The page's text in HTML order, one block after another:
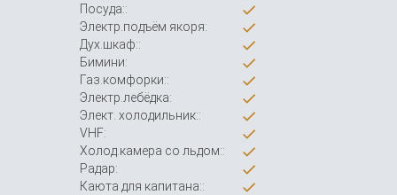
Посуда::
Электр.подъём якоря:
Дух.шкаф::
Бимини:
Газ.комфорки::
Электр.лебёдка:
Элект. холодильник::
VHF:
Холод.камера со льдом::
Радар:
Каюта для капитана::